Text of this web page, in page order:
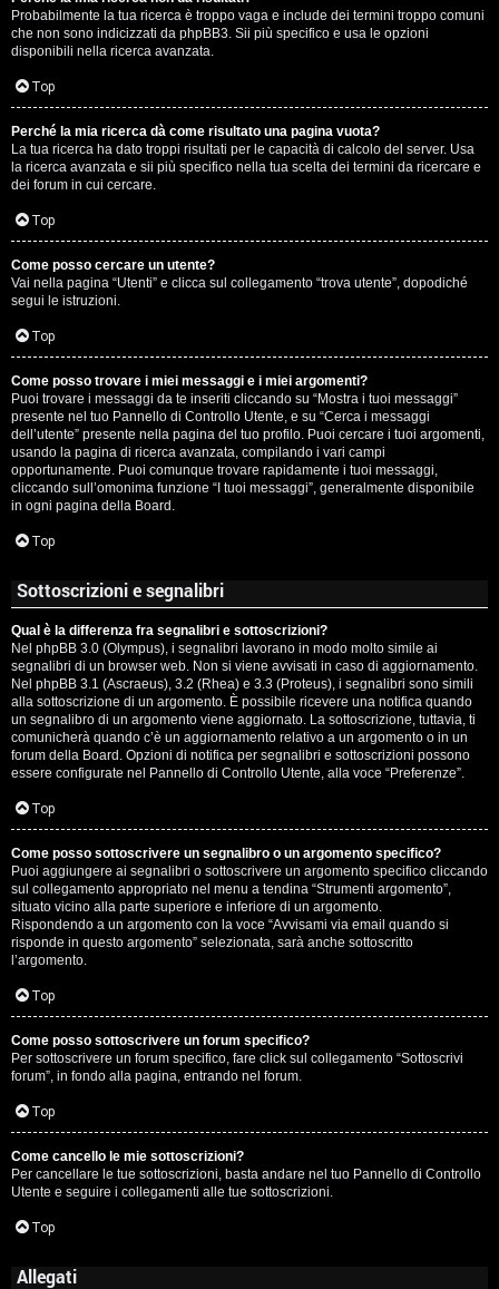
Probabilmente la tua ricerca è troppo vaga e include dei termini troppo comuni
che non sono indicizzati da phpBB3. Sii più specifico e usa le opzioni
disponibili nella ricerca avanzata.
Top
Perché la mia ricerca dà come risultato una pagina vuota?
La tua ricerca ha dato troppi risultati per le capacità di calcolo del server. Usa
la ricerca avanzata e sii più specifico nella tua scelta dei termini da ricercare e
dei forum in cui cercare.
Top
Come posso cercare un utente?
Vai nella pagina “Utenti” e clicca sul collegamento “trova utente”, dopodiché
segui le istruzioni.
Top
Come posso trovare i miei messaggi e i miei argomenti?
Puoi trovare i messaggi da te inseriti cliccando su “Mostra i tuoi messaggi”
presente nel tuo Pannello di Controllo Utente, e su “Cerca i messaggi
dell’utente” presente nella pagina del tuo profilo. Puoi cercare i tuoi argomenti,
usando la pagina di ricerca avanzata, compilando i vari campi
opportunamente. Puoi comunque trovare rapidamente i tuoi messaggi,
cliccando sull’omonima funzione “I tuoi messaggi”, generalmente disponibile
in ogni pagina della Board.
Top
Sottoscrizioni e segnalibri
Qual è la differenza fra segnalibri e sottoscrizioni?
Nel phpBB 3.0 (Olympus), i segnalibri lavorano in modo molto simile ai
segnalibri di un browser web. Non si viene avvisati in caso di aggiornamento.
Nel phpBB 3.1 (Ascraeus), 3.2 (Rhea) e 3.3 (Proteus), i segnalibri sono simili
alla sottoscrizione di un argomento. È possibile ricevere una notifica quando
un segnalibro di un argomento viene aggiornato. La sottoscrizione, tuttavia, ti
comunicherà quando c’è un aggiornamento relativo a un argomento o in un
forum della Board. Opzioni di notifica per segnalibri e sottoscrizioni possono
essere configurate nel Pannello di Controllo Utente, alla voce “Preferenze”.
Top
Come posso sottoscrivere un segnalibro o un argomento specifico?
Puoi aggiungere ai segnalibri o sottoscrivere un argomento specifico cliccando
sul collegamento appropriato nel menu a tendina “Strumenti argomento”,
situato vicino alla parte superiore e inferiore di un argomento.
Rispondendo a un argomento con la voce “Avvisami via email quando si
risponde in questo argomento” selezionata, sarà anche sottoscritto
l’argomento.
Top
Come posso sottoscrivere un forum specifico?
Per sottoscrivere un forum specifico, fare click sul collegamento “Sottoscrivi
forum”, in fondo alla pagina, entrando nel forum.
Top
Come cancello le mie sottoscrizioni?
Per cancellare le tue sottoscrizioni, basta andare nel tuo Pannello di Controllo
Utente e seguire i collegamenti alle tue sottoscrizioni.
Top
Allegati